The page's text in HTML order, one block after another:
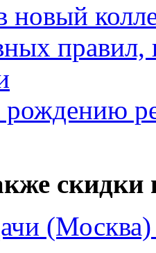
новый
скидки
(Москва)